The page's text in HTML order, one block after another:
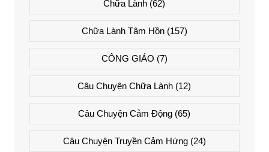
Chữa Lành (62)
Chữa Lành Tâm Hồn(157)
CÔNG GIÁO (7)
Câu Chuyện Chữa Lành (12)
Câu Chuyện Cảm Động (65)
Câu Chuyện Truyền Cảm Hứng(24)